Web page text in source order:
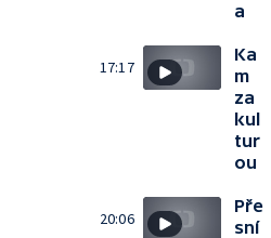
a
17:17
Ka
m
za
kul
tur
ou
20:06
Pře
sní